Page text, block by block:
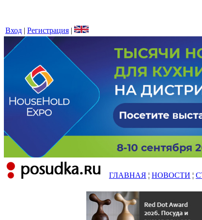
Вход | Регистрация |
ГЛАВНАЯ ¦ НОВОСТИ ¦